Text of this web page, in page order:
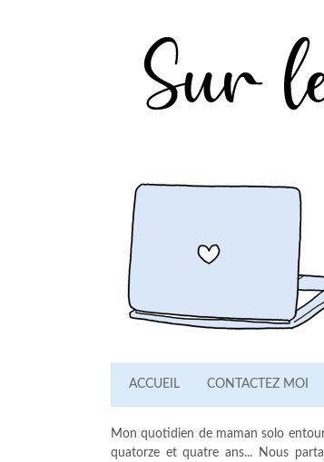
ACCUEIL CONTACTEZ MOI
Mon quotidien de maman solo
quatorze et quatre ans... Nous